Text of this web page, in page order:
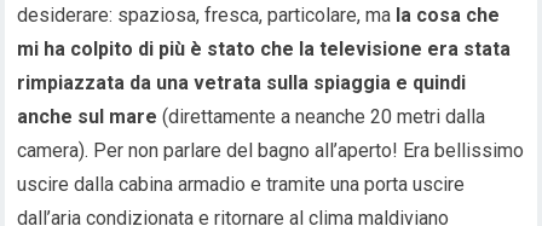
desiderare: spaziosa, fresca, particolare, ma la cosa che
mi ha colpito di più è stato che la televisione era stata
rimpiazzata da una vetrata sulla spiaggia e quindi
anche sul mare (direttamente a neanche 20 metri dalla
camera). Per non parlare del bagno all’aperto! Era bellissimo
uscire dalla cabina armadio e tramite una porta uscire
dall’aria condizionata e ritornare al clima maldiviano